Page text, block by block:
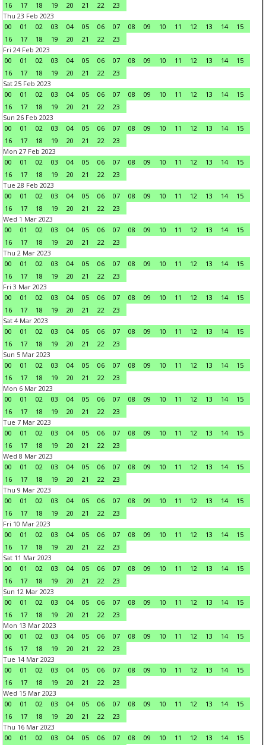
16
17 18 19 20 21 22
23
Thu 23 Feb 2023
00
01 02 03 04 05 06 07 08 09 10 11 12 13 14
15
16
17 18 19 20 21 22
23
Fri 24 Feb 2023
00
01 02 03 04 05 06 07 08 09 10 11 12 13 14
15
16
17 18 19 20 21 22
23
Sat 25 Feb 2023
00
01 02 03 04 05 06 07 08 09 10 11 12 13 14
15
16
17 18 19 20 21 22
23
Sun 26 Feb 2023
00
01 02 03 04 05 06 07 08 09 10 11 12 13 14
15
16
17 18 19 20 21 22
23
Mon 27 Feb 2023
00
01 02 03 04 05 06 07 08 09 10 11 12 13 14
15
16
17 18 19 20 21 22
23
Tue 28 Feb 2023
00
01 02 03 04 05 06 07 08 09 10 11 12 13 14
15
16
17 18 19 20 21 22
23
Wed 1 Mar 2023
00
01 02 03 04 05 06 07 08 09 10 11 12 13 14
15
16
17 18 19 20 21 22
23
Thu 2 Mar 2023
00
01 02 03 04 05 06 07 08 09 10 11 12 13 14
15
16
17 18 19 20 21 22
23
Fri 3 Mar 2023
00
01 02 03 04 05 06 07 08 09 10 11 12 13 14
15
16
17 18 19 20 21 22
23
Sat 4 Mar 2023
00
01 02 03 04 05 06 07 08 09 10 11 12 13 14
15
16
17 18 19 20 21 22
23
Sun 5 Mar 2023
00
01 02 03 04 05 06 07 08 09 10 11 12 13 14
15
16
17 18 19 20 21 22
23
Mon 6 Mar 2023
00
01 02 03 04 05 06 07 08 09 10 11 12 13 14
15
16
17 18 19 20 21 22
23
Tue 7 Mar 2023
00
01 02 03 04 05 06 07 08 09 10 11 12 13 14
15
16
17 18 19 20 21 22
23
Wed 8 Mar 2023
00
01 02 03 04 05 06 07 08 09 10 11 12 13 14
15
16
17 18 19 20 21 22
23
Thu 9 Mar 2023
00
01 02 03 04 05 06 07 08 09 10 11 12 13 14
15
16
17 18 19 20 21 22
23
Fri 10 Mar 2023
00
01 02 03 04 05 06 07 08 09 10 11 12 13 14
15
16
17 18 19 20 21 22
23
Sat 11 Mar 2023
00
01 02 03 04 05 06 07 08 09 10 11 12 13 14
15
16
17 18 19 20 21 22
23
Sun 12 Mar 2023
00
01 02 03 04 05 06 07 08 09 10 11 12 13 14
15
16
17 18 19 20 21 22
23
Mon 13 Mar 2023
00
01 02 03 04 05 06 07 08 09 10 11 12 13 14
15
16
17 18 19 20 21 22
23
Tue 14 Mar 2023
00
01 02 03 04 05 06 07 08 09 10 11 12 13 14
15
16
17 18 19 20 21 22
23
Wed 15 Mar 2023
00
01 02 03 04 05 06 07 08 09 10 11 12 13 14
15
16
17 18 19 20 21 22
23
Thu 16 Mar 2023
00
01 02 03 04 05 06 07 08 09 10 11 12 13 14 15